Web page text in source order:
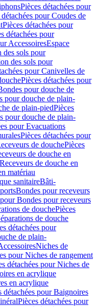
Pièces détachées pour
détachées pour Coudes de
Pièces détachées pour
détachées pour
AccessoiresEspace
des sols pour
des sols pour
pour Canivelles de
Pièces détachées pour
pour douche de
pour douche de plain-
de plain-piedPièces
pour douche de plain-
pour Evacuations
Pièces détachées pour
de douchePièces
de douche en
de douche en
matériau
sanitaireBâti-
Bondes pour receveurs
Bondes pour receveurs
de douchePièces
de douche
détachées pour
de plain-
Niches de
pour Niches de rangement
détachées pour Niches de
en acrylique
en acrylique
détachées pour Baignoires
Pièces détachées pour